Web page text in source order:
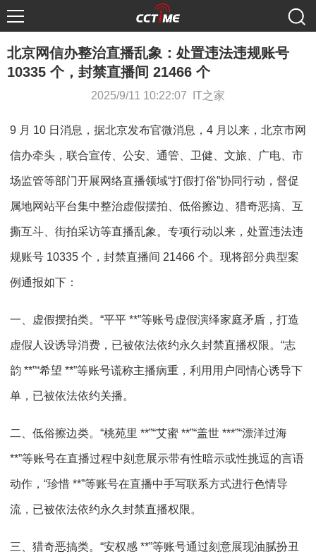
北京网信办整治直播乱象：处置违法违规账号
10335 个，封禁直播间 21466 个
2025/9/11 10:22:07 IT之家
9 月 10 日消息，据北京发布官微消息，4 月以来，北京市网
信办牵头，联合宣传、公安、通管、卫健、文旅、广电、市
场监管等部门开展网络直播领域“打假打俗”协同行动，督促
属地网站平台集中整治虚假摆拍、低俗擦边、猎奇恶搞、互
撕互斗、街拍采访等直播乱象。专项行动以来，处置违法违
规账号 10335 个，封禁直播间 21466 个。现将部分典型案
例通报如下：
一、虚假摆拍类。“平平 **”等账号虚假演绎家庭矛盾，打造
虚假人设诱导消费，已被依法依约永久封禁直播权限。“志
韵 **”“希望 **”等账号谎称主播病重，利用用户同情心诱导下
单，已被依法依约关播。
二、低俗擦边类。“桃苑里 **”“艾蜜 **”“盖世 ***”“漂洋过海
**”等账号在直播过程中刻意展示带有性暗示或性挑逗的言语
动作，“珍惜 **”等账号在直播中手写联系方式进行色情导
流，已被依法依约永久封禁直播权限。
三、猎奇恶搞类。“安权感 **”等账号通过刻意展现油腻扮丑